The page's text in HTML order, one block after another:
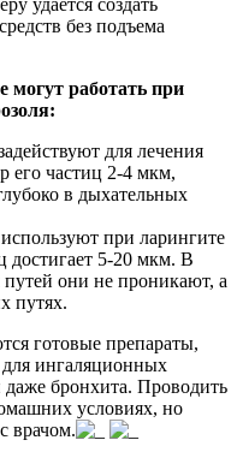
удается создать
без подъема
работать при
для лечения
его частиц 2-4 мкм,
в дыхательных
при ларингите
достигает 5-20 мкм. В
они не проникают, а
путях.
готовые препараты,
для ингаляционных
бронхита. Проводить
условиях, но
врачом.